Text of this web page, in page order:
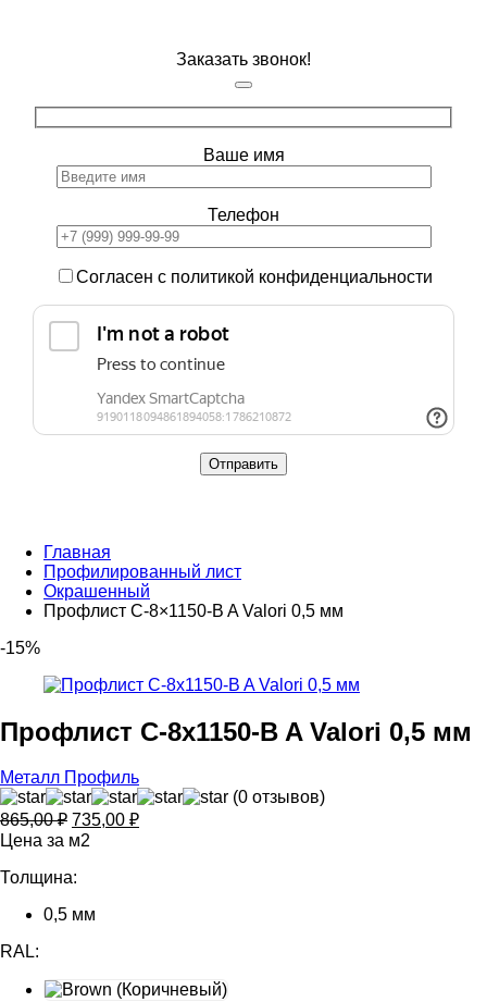
Заказать звонок!
Ваше имя
Телефон
Согласен с политикой конфиденциальности
Главная
Профилированный лист
Окрашенный
Профлист С-8×1150-B A Valori 0,5 мм
-15%
Профлист С-8x1150-B A Valori 0,5 мм
Металл Профиль
(0 отзывов)
865,00₽ Первоначальная
цена
865,00 ₽.
735,00 ₽Текущая
Цена за м2
Толщина:
0,5 мм
RAL: